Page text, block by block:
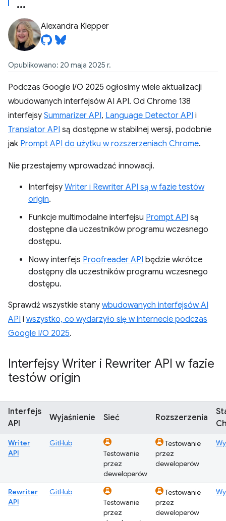
Alexandra Klepper
Opublikowano: 20 maja 2025 r.
Podczas Google I/O 2025 ogłosimy wiele aktualizacji
wbudowanych interfejsów AI API. Od Chrome 138
interfejsy Summarizer API, Language Detector API i
Translator API są dostępne w stabilnej wersji, podobnie
jak Prompt API do użytku w rozszerzeniach Chrome.
Nie przestajemy wprowadzać innowacji.
Interfejsy Writer i Rewriter API są w fazie testów
origin.
Funkcje multimodalne interfejsu Prompt API są
dostępne dla uczestników programu wczesnego
dostępu.
Nowy interfejs Proofreader API będzie wkrótce
dostępny dla uczestników programu wczesnego
dostępu.
Sprawdź wszystkie stany wbudowanych interfejsów AI
API i wszystko, co wydarzyło się w internecie podczas
Google I/O 2025.
Interfejsy Writer i Rewriter API w fazie
testów origin
Interfejs
API
Wyjaśnienie Sieć Rozszerzenia
Writer
API
GitHub
Testowanie
przez
deweloperów
Testowanie
przez
deweloperów
Rewriter
API
GitHub
Testowanie
przez
Testowanie
przez
deweloperów